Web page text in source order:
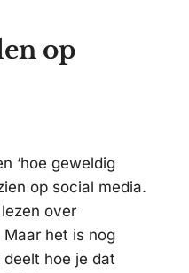
op
‘hoe geweldig
op social media.
over
het is nog
hoe je dat